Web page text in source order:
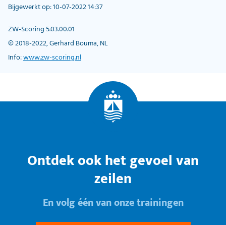
Bijgewerkt op: 10-07-2022 14:37
ZW-Scoring 5.03.00.01
© 2018-2022, Gerhard Bouma, NL
Info:www.zw-scoring.nl
Ontdek ook het gevoel van
zeilen
En volg één van onze trainingen